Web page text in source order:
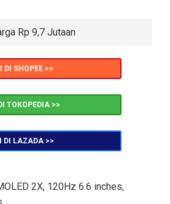
Rp 9,7 Jutaan
DI SHOPEE >>
TOKOPEDIA >>
DI LAZADA >>
2X, 120Hz 6.6 inches,